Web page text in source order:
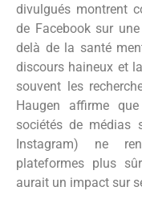
divulgués montrent
de Facebook sur
delà de la santé
discours haineux et
souvent les
Haugen affirme
sociétés de médias
Instagram) ne
plateformes plus
aurait un impact sur